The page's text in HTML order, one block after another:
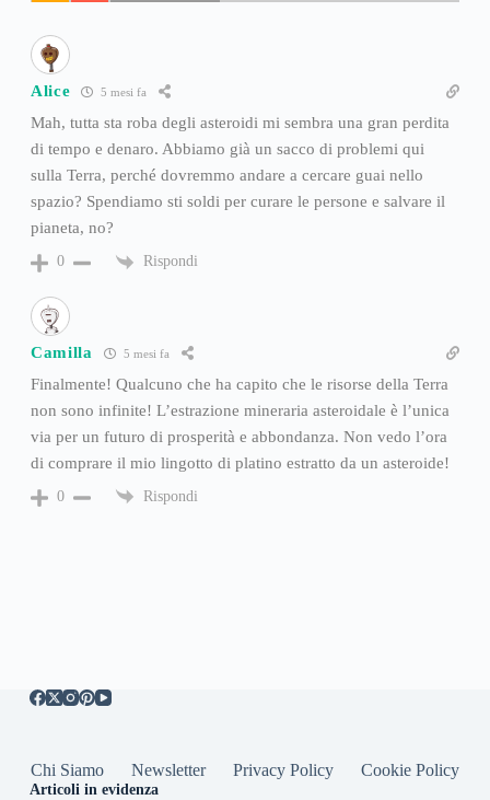
Alice 5 mesi fa
Mah, tutta sta roba degli asteroidi mi sembra una gran perdita
di tempo e denaro. Abbiamo già un sacco di problemi qui
sulla Terra, perché dovremmo andare a cercare guai nello
spazio? Spendiamo sti soldi per curare le persone e salvare il
pianeta, no?
0 Rispondi
Camilla 5 mesi fa
Finalmente! Qualcuno che ha capito che le risorse della Terra
non sono infinite! L’estrazione mineraria asteroidale è l’unica
via per un futuro di prosperità e abbondanza. Non vedo l’ora
di comprare il mio lingotto di platino estratto da un asteroide!
0 Rispondi
Chi Siamo Newsletter Privacy Policy Cookie Policy
Articoli in evidenza